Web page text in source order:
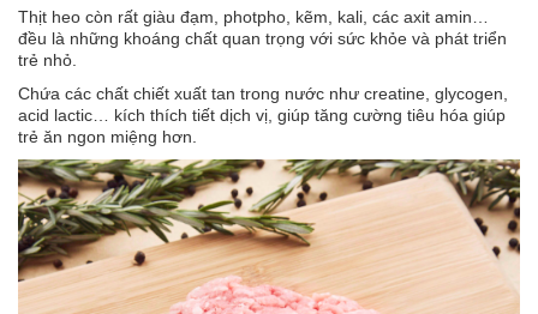
tắm
Bé
chơi
mà
học
Dành
cho
mẹ
Dành
cho
bố
Thịt heo còn rất giàu đạm, photpho, kẽm, kali, các axit amin…
đều là những khoáng chất quan trọng với sức khỏe và phát triển
trẻ nhỏ.
Chứa các chất chiết xuất tan trong nước như creatine, glycogen,
acid lactic… kích thích tiết dịch vị, giúp tăng cường tiêu hóa giúp
trẻ ăn ngon miệng hơn.